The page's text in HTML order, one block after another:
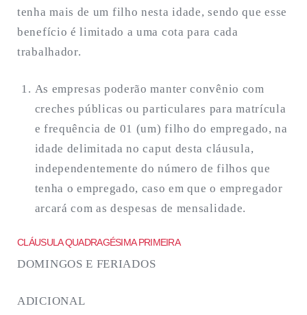
tenha mais de um filho nesta idade, sendo que esse
benefício é limitado a uma cota para cada
trabalhador.
As empresas poderão manter convênio com
creches públicas ou particulares para matrícula
e frequência de 01 (um) filho do empregado, na
idade delimitada no caput desta cláusula,
independentemente do número de filhos que
tenha o empregado, caso em que o empregador
arcará com as despesas de mensalidade.
CLÁUSULA QUADRAGÉSIMA PRIMEIRA
DOMINGOS E FERIADOS
ADICIONAL